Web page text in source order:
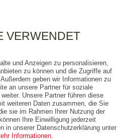
VERWENDET
und Anzeigen zu personalisieren,
zu können und die Zugriffe auf
geben wir Informationen zu
an unsere Partner für soziale
Unsere Partner führen diese
weiteren Daten zusammen, die Sie
sie im Rahmen Ihrer Nutzung der
Ihre Einwilligung jederzeit
in unserer Datenschutzerklärung unter
Informationen.